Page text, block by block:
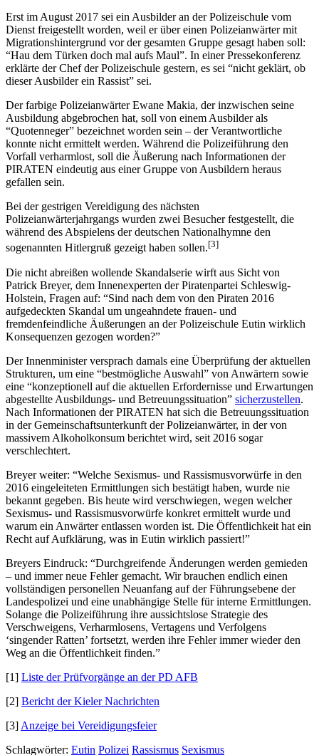
Erst im August 2017 sei ein Ausbilder an der Polizeischule vom
Dienst freigestellt worden, weil er über einen Polizeianwärter mit
Migrationshintergrund vor der gesamten Gruppe gesagt haben soll:
“Hau dem Türken doch mal aufs Maul”. In einer Pressekonferenz
erklärte der Chef der Polizeischule gestern, es sei “nicht geklärt, ob
dieser Ausbilder ein Rassist” sei.
Der farbige Polizeianwärter Ewane Makia, der inzwischen seine
Ausbildung abgebrochen hat, soll von einem Ausbilder als
“Quotenneger” bezeichnet worden sein – der Verantwortliche
konnte nicht ermittelt werden. Während die Polizeiführung den
Vorfall verharmlost, soll die Äußerung nach Informationen der
PIRATEN eindeutig aus einer Gruppe von Ausbildern heraus
gefallen sein.
Bei der gestrigen Vereidigung des nächsten
Polizeianwärterjahrgangs wurden zwei Besucher festgestellt, die
während des Abspielens der deutschen Nationalhymne den
sogenannten Hitlergruß gezeigt haben sollen.[3]
Die nicht abreißen wollende Skandalserie wirft aus Sicht von
Patrick Breyer, dem Innenexperten der Piratenpartei Schleswig-
Holstein, Fragen auf: “Sind nach dem von den Piraten 2016
aufgedeckten Skandal um ungeahndete frauen- und
fremdenfeindliche Äußerungen an der Polizeischule Eutin wirklich
Konsequenzen gezogen worden?”
Der Innenminister versprach damals eine Überprüfung der aktuellen
Strukturen, um eine “bestmögliche Auswahl” von Anwärtern sowie
eine “konzeptionell auf die aktuellen Erfordernisse und Erwartungen
abgestellte Ausbildungs- und Betreuungssituation” sicherzustellen.
Nach Informationen der PIRATEN hat sich die Betreuungssituation
in der Gemeinschaftsunterkunft der Polizeianwärter, in der von
massivem Alkoholkonsum berichtet wird, seit 2016 sogar
verschlechtert.
Breyer weiter: “Welche Sexismus- und Rassismusvorwürfe in den
2016 eingeleiteten Ermittlungen sich bestätigt haben, wurde nie
bekannt gegeben. Bis heute wird verschwiegen, wegen welcher
Sexismus- und Rassismusvorwürfe konkret ermittelt wurde und
warum ein Anwärter entlassen worden ist. Die Öffentlichkeit hat ein
Recht auf Aufklärung, was in Eutin wirklich passiert!”
Breyers Eindruck: “Durchgreifende Änderungen werden gemieden
– und immer neue Fehler gemacht. Wir brauchen endlich einen
vollständigen personellen Neuanfang auf der Führungsebene der
Landespolizei und eine unabhängige Stelle für interne Ermittlungen.
Solange die Polizeiführung ihre aussichtslose Strategie des
Verschweigens, Verharmlosens, Vertagens und Verfolgens
‘singender Ratten’ fortsetzt, werden ihre Fehler immer wieder den
Weg an die Öffentlichkeit finden.”
[1] Liste der Prüfvorgänge an der PD AFB
[2] Bericht der Kieler Nachrichten
[3] Anzeige bei Vereidigungsfeier
Schlagwörter: Eutin Polizei Rassismus Sexismus